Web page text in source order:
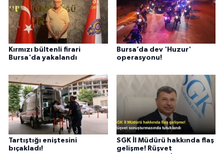
Kırmızı bültenli firari
Bursa'da yakalandı
Bursa’da dev 'Huzur'
operasyonu!
Tartıştığı eniştesini
bıçakladı!
SGK İl Müdürü hakkında flaş
gelişme! Rüşvet